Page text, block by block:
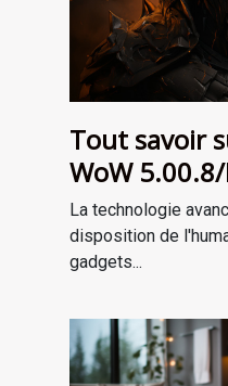
Tout savoir
WoW
La technologie
disposition de
gadgets...